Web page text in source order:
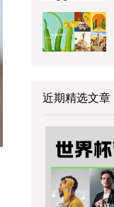
近期精选文章